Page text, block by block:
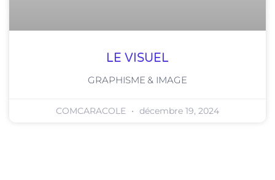
LE VISUEL
GRAPHISME & IMAGE
COMCARACOLE décembre 19, 2024